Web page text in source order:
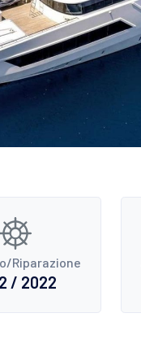
Riparazione
/ 2022